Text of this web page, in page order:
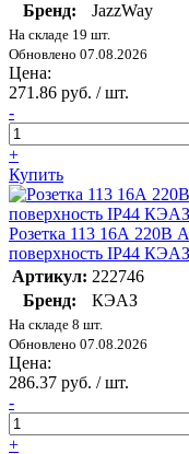
Бренд:
JazzWay
На складе 19 шт.
Обновлено 07.08.2026
Цена:
271.86 руб. / шт.
-
+
Купить
Розетка 113 16А 220В
поверхность IP44
Артикул: 222746
Бренд:
КЭАЗ
На складе 8 шт.
Обновлено 07.08.2026
Цена:
286.37 руб. / шт.
-
+